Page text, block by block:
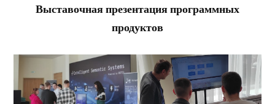
Выставочная презентация программных
продуктов